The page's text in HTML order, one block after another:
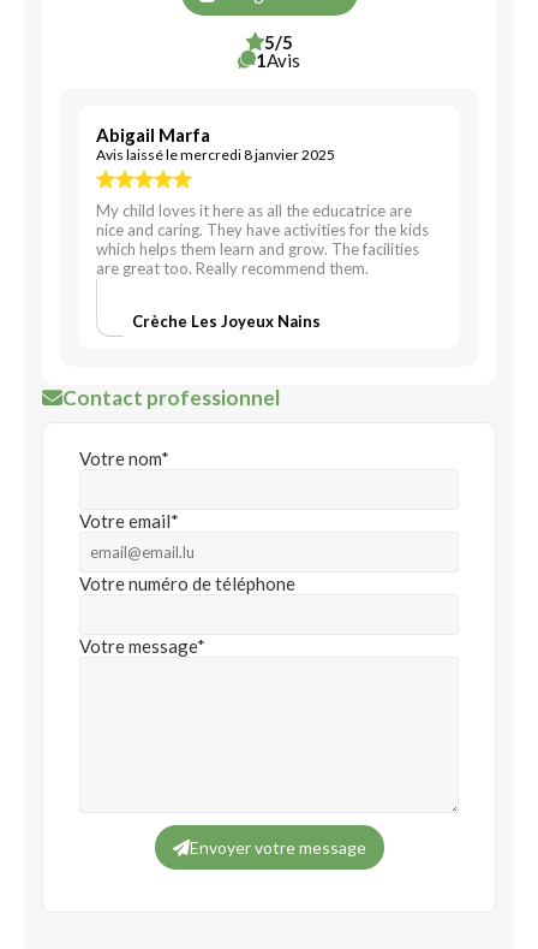
5/5
1Avis
Abigail Marfa
Avis laissé le mercredi 8 janvier 2025
My child loves it here as all the educatrice are
nice and caring. They have activities for the kids
which helps them learn and grow. The facilities
are great too. Really recommend them.
Crèche Les Joyeux Nains
Contact professionnel
Votre nom*
Votre email*
Votre numéro de téléphone
Votre message*
Envoyer votre message